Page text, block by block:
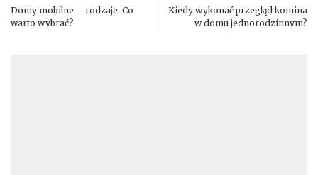
Domy mobilne – rodzaje. Co
warto wybrać?
Kiedy wykonać przegląd komina
w domu jednorodzinnym?